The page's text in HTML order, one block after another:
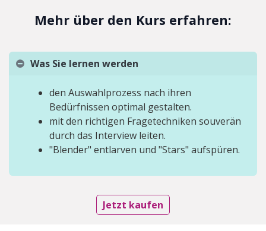
Mehr über den Kurs erfahren:
Was Sie lernen werden
den Auswahlprozess nach ihren
Bedürfnissen optimal gestalten.
mit den richtigen Fragetechniken souverän
durch das Interview leiten.
"Blender" entlarven und "Stars" aufspüren.
Jetzt kaufen